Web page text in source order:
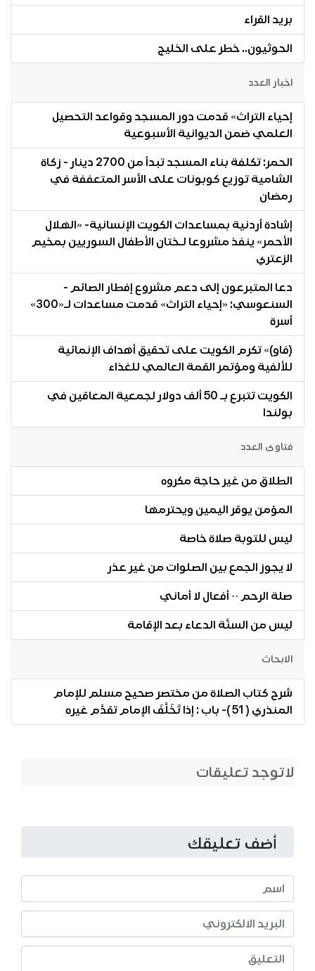
بريد القراء
الحوثيون.. خطر على الخليج
اخبار العدد
إحياء التراث» قدمت دور المسجد وقواعد التحصيل
العلمي ضمن الديوانية الأسبوعية
الحمر: تكلفة بناء المسجد تبدأ من 2700 دينار - زكاة
الشامية توزيع كوبونات على الأسر المتعففة في
رمضان
إشادة أردنية بمساعدات الكويت الإنسانية- «الهلال
الأحمر» ينفذ مشروعا لـختان الأطفال السوريين بمخيم
الزعتري
دعا المتبرعون إلى دعم مشروع إفطار الصائم -
السنعوسي: «إحياء التراث» قدمت مساعدات لـ«300»
أسرة
(فاو)» تكرم الكويت على تحقيق أهداف الإنمائية
للألفية ومؤتمر القمة العالمي للغذاء
الكويت تتبرع بـ 50 ألف دولار لجمعية المعاقين في
بولندا
فتاوى العدد
الطلاق من غير حاجة مكروه
المؤمن يوقر اليمين ويحترمها
ليس للتوبة صلاة خاصة
لا يجوز الجمع بين الصلوات من غير عذر
صلة الرحم ·· أفعال لا أماني
ليس من السنَّة الدعاء بعد الإقامة
الابحاث
شرح كتاب الصلاة من مختصر صحيح مسلم للإمام
المنذري ( 51 )- باب : إذا تَخَلَّفَ الإمام تقدَّم غيره
لاتوجد تعليقات
أضف تعليقك